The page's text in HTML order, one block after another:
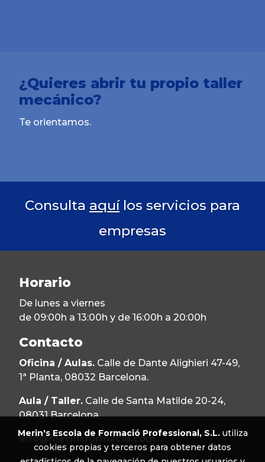
¿Quieres abrir tu propio taller
mecánico?
Te orientamos.
Consulta aquílos servicios para
empresas
Horario
De lunes a viernes
de 09:00h a 13:00h y de 16:00h a 20:00h
Contacto
Oficina / Aulas. Calle de Dante Alighieri 47-49,
1ª Planta, 08032 Barcelona.
Aula / Taller. Calle de Santa Matilde 20-24,
08031 Barcelona.
info@merinsformacio.com
Merin's Escola de Formació Professional, S.L.utiliza
cookies propias y terceros para obtener datos